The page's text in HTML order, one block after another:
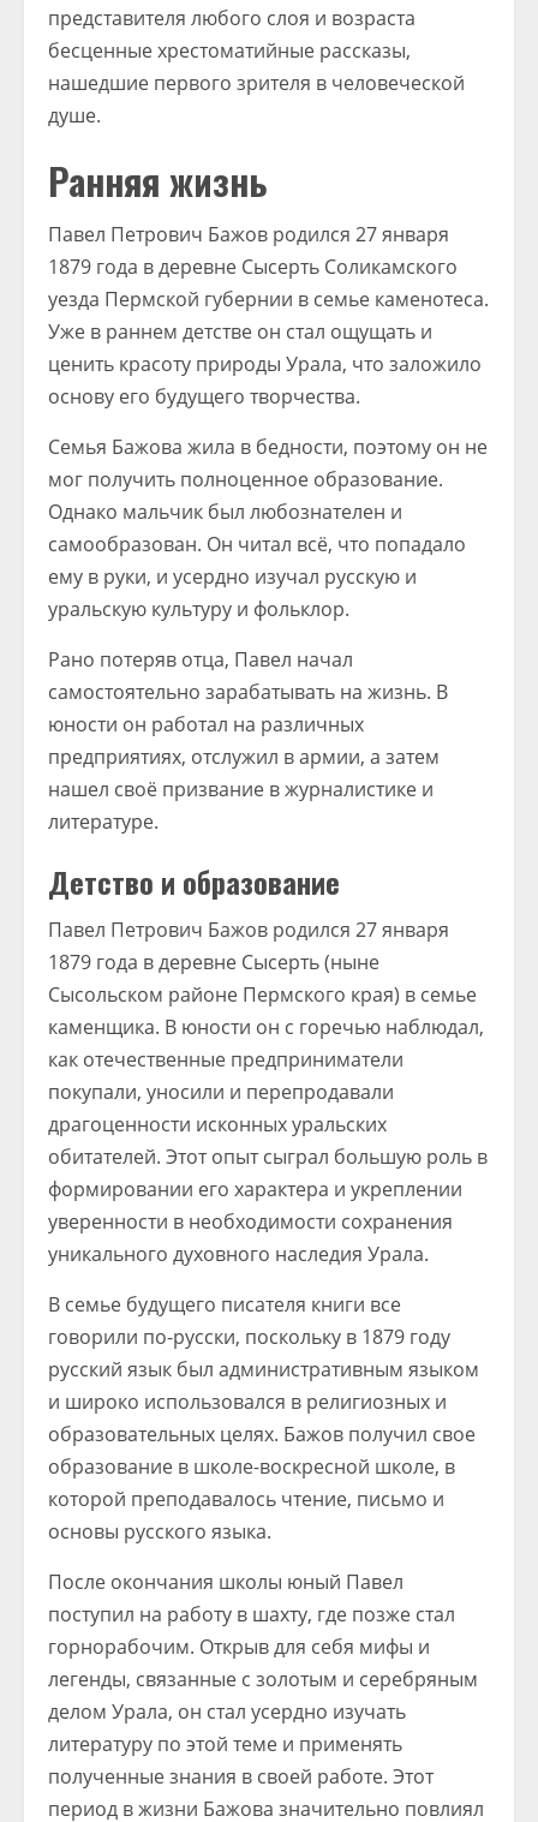
представителя любого слоя и возраста
бесценные хрестоматийные рассказы,
нашедшие первого зрителя в человеческой
душе.
Ранняя жизнь
Павел Петрович Бажов родился 27 января
1879 года в деревне Сысерть Соликамского
уезда Пермской губернии в семье каменотеса.
Уже в раннем детстве он стал ощущать и
ценить красоту природы Урала, что заложило
основу его будущего творчества.
Семья Бажова жила в бедности, поэтому он не
мог получить полноценное образование.
Однако мальчик был любознателен и
самообразован. Он читал всё, что попадало
ему в руки, и усердно изучал русскую и
уральскую культуру и фольклор.
Рано потеряв отца, Павел начал
самостоятельно зарабатывать на жизнь. В
юности он работал на различных
предприятиях, отслужил в армии, а затем
нашел своё призвание в журналистике и
литературе.
Детство и образование
Павел Петрович Бажов родился 27 января
1879 года в деревне Сысерть (ныне
Сысольском районе Пермского края) в семье
каменщика. В юности он с горечью наблюдал,
как отечественные предприниматели
покупали, уносили и перепродавали
драгоценности исконных уральских
обитателей. Этот опыт сыграл большую роль в
формировании его характера и укреплении
уверенности в необходимости сохранения
уникального духовного наследия Урала.
В семье будущего писателя книги все
говорили по-русски, поскольку в 1879 году
русский язык был административным языком
и широко использовался в религиозных и
образовательных целях. Бажов получил свое
образование в школе-воскресной школе, в
которой преподавалось чтение, письмо и
основы русского языка.
После окончания школы юный Павел
поступил на работу в шахту, где позже стал
горнорабочим. Открыв для себя мифы и
легенды, связанные с золотым и серебряным
делом Урала, он стал усердно изучать
литературу по этой теме и применять
полученные знания в своей работе. Этот
период в жизни Бажова значительно повлиял